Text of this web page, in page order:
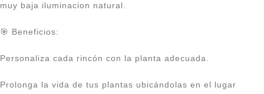
muy baja iluminacion natural.
🎯 Beneficios:
Personaliza cada rincón con la planta adecuada.
Prolonga la vida de tus plantas ubicándolas en el lugar